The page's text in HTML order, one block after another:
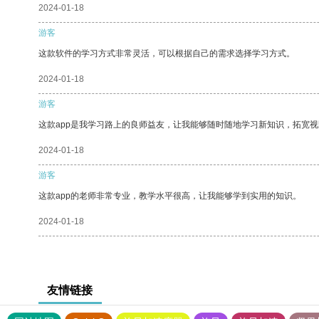
2024-01-18
游客
这款软件的学习方式非常灵活，可以根据自己的需求选择学习方式。
2024-01-18
游客
这款app是我学习路上的良师益友，让我能够随时随地学习新知识，拓宽
2024-01-18
游客
这款app的老师非常专业，教学水平很高，让我能够学到实用的知识。
2024-01-18
友情链接